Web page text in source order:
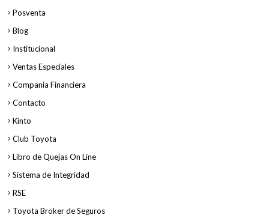
Posventa
Blog
Institucional
Ventas Especiales
Compania Financiera
Contacto
Kinto
Club Toyota
Libro de Quejas On Line
Sistema de Integridad
RSE
Toyota Broker de Seguros